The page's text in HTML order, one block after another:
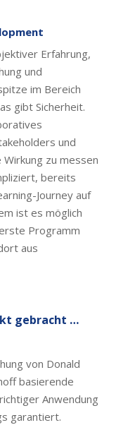
Erfahrung,
und
im Bereich
gibt Sicherheit.
und
zu messen
bereits
Journey auf
ist es möglich
Programm
aus
gebracht …
von Donald
basierende
Anwendung
garantiert.